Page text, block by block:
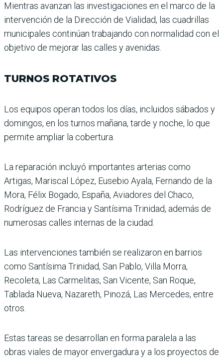
Mientras avanzan las inves­tigaciones en el marco de la
intervención de la Direc­ción de Vialidad, las cuadri­llas
municipales continúan trabajando con normalidad con el
objetivo de mejorar las calles y avenidas.
TURNOS ROTATIVOS
Los equipos operan todos los días, incluidos sábados y
domingos, en los turnos mañana, tarde y noche, lo que
permite ampliar la cobertura.
La reparación incluyó impor­tantes arterias como
Artigas, Mariscal López, Eusebio Ayala, Fernando de la
Mora, Félix Bogado, España, Avia­dores del Chaco,
Rodríguez de Francia y Santísima Tri­nidad, además de
numerosas calles internas de la ciudad.
Las intervenciones también se realizaron en barrios
como Santísima Trinidad, San Pablo, Villa Morra,
Recoleta, Las Carmelitas, San Vicente, San Roque,
Tablada Nueva, Nazareth, Pinozá, Las Mer­cedes, entre
otros.
Estas tareas se desarrollan en forma paralela a las
obras viales de mayor envergadura y a los proyectos de